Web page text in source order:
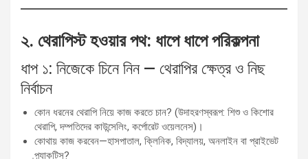
২. থেরাপিস্ট হওয়ার পথ: ধাপে ধাপে পরিকল্পনা
ধাপ ১: নিজেকে চিনে নিন — থেরাপির ক্ষেত্র ও নিছ
নির্বাচন
কোন ধরনের থেরাপি নিয়ে কাজ করতে চান? (উদাহরণস্বরূপ: শিশু ও কিশোর
থেরাপি, দম্পতিদের কাউন্সেলিং, কর্পোরেট ওয়েলনেস)।
কোথায় কাজ করবেন—হাসপাতাল, ক্লিনিক, বিদ্যালয়, অনলাইন বা প্রাইভেট
প্র্যাকটিস?